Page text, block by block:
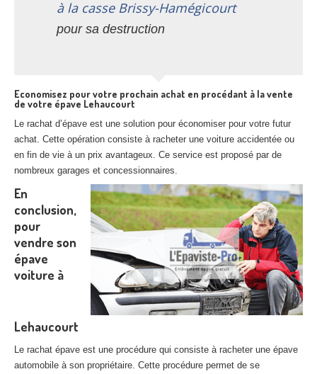
à la casse Brissy-Hamégicourt
pour sa destruction
Economisez pour votre prochain achat en procédant à la vente
de votre épave Lehaucourt
Le rachat d’épave est une solution pour économiser pour votre futur
achat. Cette opération consiste à racheter une voiture accidentée ou
en fin de vie à un prix avantageux. Ce service est proposé par de
nombreux garages et concessionnaires.
En
conclusion,
pour
vendre son
épave
voiture à
Lehaucourt
Le rachat épave est une procédure qui consiste à racheter une épave
automobile à son propriétaire. Cette procédure permet de se